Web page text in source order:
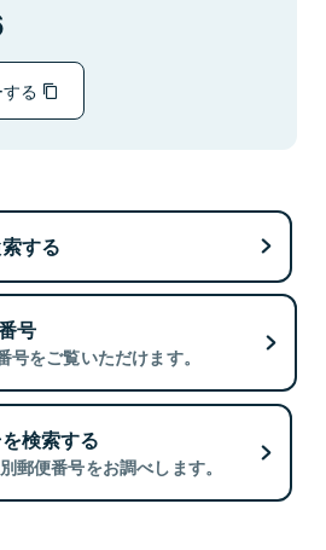
る
する
号
をご覧いただけます。
検索する
郵便番号をお調べします。